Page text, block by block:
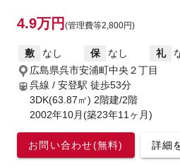
4.9万円 (管理費等2,800円)
敷 なし 保 なし 礼
広島県呉市安浦町中央２丁目
呉線 / 安登駅 徒歩53分
3DK(63.87㎡) 2階建/2階
2002年10月(築23年11ヶ月)
お問い合わせ(無料) 詳細